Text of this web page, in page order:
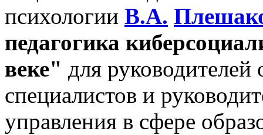
психологии В.А.
педагогика
веке" для руководителей
специалистов и
управления в сфере